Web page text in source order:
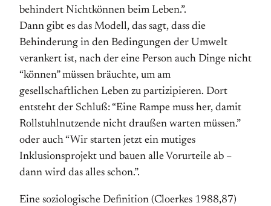
behindert Nichtkönnen beim Leben.”.
Dann gibt es das Modell, das sagt, dass die
Behinderung in den Bedingungen der Umwelt
verankert ist, nach der eine Person auch Dinge nicht
“können” müssen bräuchte, um am
gesellschaftlichen Leben zu partizipieren. Dort
entsteht der Schluß: “Eine Rampe muss her, damit
Rollstuhlnutzende nicht draußen warten müssen.”
oder auch “Wir starten jetzt ein mutiges
Inklusionsprojekt und bauen alle Vorurteile ab –
dann wird das alles schon.”.
Eine soziologische Definition (Cloerkes 1988,87)